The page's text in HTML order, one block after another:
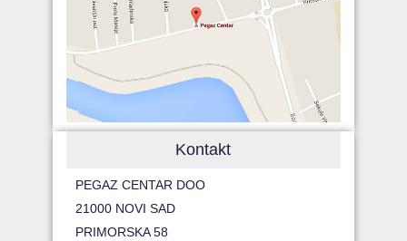
Kontakt
PEGAZ CENTAR DOO
21000 NOVI SAD
PRIMORSKA 58